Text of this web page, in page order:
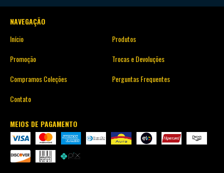
NAVEGAÇÃO
Início
Produtos
Promoção
Trocas e Devoluções
Compramos Coleções
Perguntas Frequentes
Contato
MEIOS DE PAGAMENTO